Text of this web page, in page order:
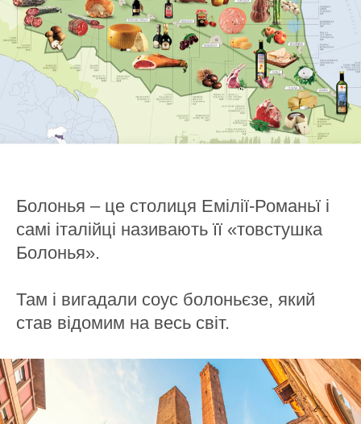
Болонья – це столиця Емілії-Романьї і
самі італійці називають її «товстушка
Болонья».
Там і вигадали соус болоньєзе, який
став відомим на весь світ.